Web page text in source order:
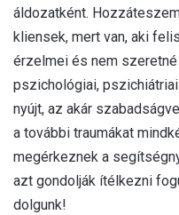
áldozatként.
kliensek, mert van, aki
érzelmei és nem
pszichológiai,
nyújt, az akár
a további traumákat
megérkeznek a
azt gondolják ítélkezni
dolgunk!